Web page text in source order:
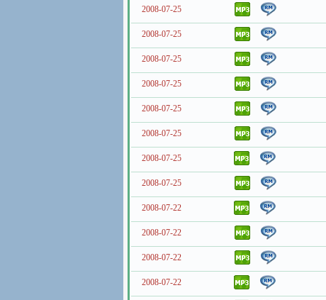
2008-07-25
2008-07-25
2008-07-25
2008-07-25
2008-07-25
2008-07-25
2008-07-25
2008-07-25
2008-07-22
2008-07-22
2008-07-22
2008-07-22